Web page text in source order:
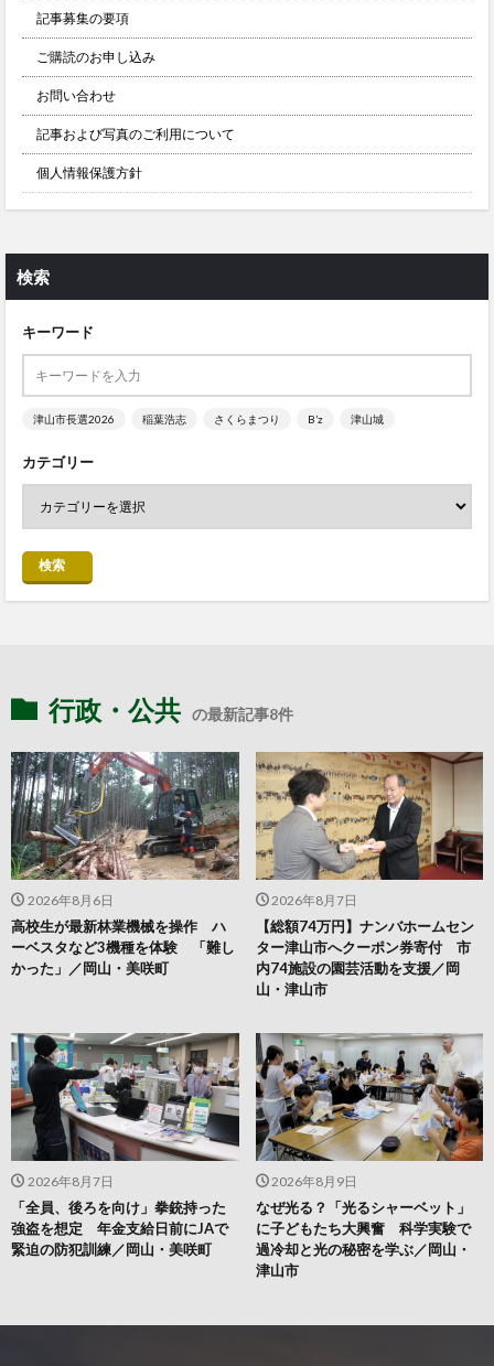
記事募集の要項
ご購読のお申し込み
お問い合わせ
記事および写真のご利用について
個人情報保護方針
検索
キーワード
津山市長選2026 稲葉浩志 さくらまつり B’z 津山城
カテゴリー
検索
行政・公共 の最新記事8件
2026年8月9日
なぜ光る？「光るシャーベット」
に子どもたち大興奮 科学実験で
過冷却と光の秘密を学ぶ／岡山・
津山市
2026年8月7日
「全員、後ろを向け」拳銃持った
強盗を想定 年金支給日前にJAで
緊迫の防犯訓練／岡山・美咲町
2026年8月7日
【総額74万円】ナンバホームセン
ター津山市へクーポン券寄付 市
内74施設の園芸活動を支援／岡
山・津山市
2026年8月6日
高校生が最新林業機械を操作 ハ
ーベスタなど3機種を体験 「難し
かった」／岡山・美咲町